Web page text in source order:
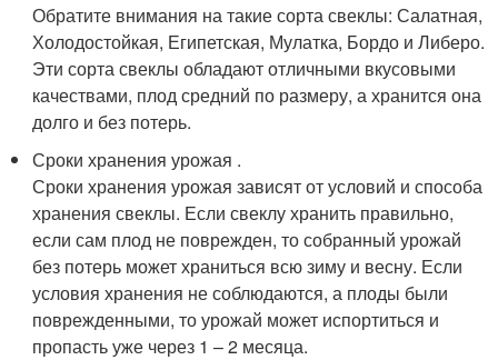
Обратите внимания на такие сорта свеклы: Салатная,
Холодостойкая, Египетская, Мулатка, Бордо и Либеро.
Эти сорта свеклы обладают отличными вкусовыми
качествами, плод средний по размеру, а хранится она
долго и без потерь.
Сроки хранения урожая .
Сроки хранения урожая зависят от условий и способа
хранения свеклы. Если свеклу хранить правильно,
если сам плод не поврежден, то собранный урожай
без потерь может храниться всю зиму и весну. Если
условия хранения не соблюдаются, а плоды были
поврежденными, то урожай может испортиться и
пропасть уже через 1 – 2 месяца.